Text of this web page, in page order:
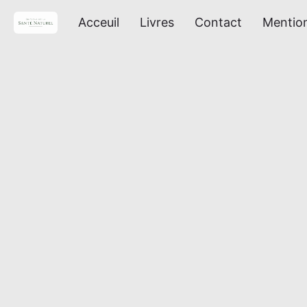
Acceuil Livres Contact